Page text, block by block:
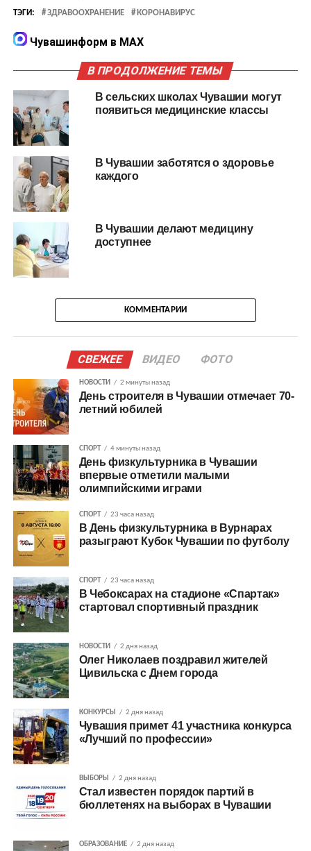
ТЭГИ: ЗДРАВООХРАНЕНИЕ КОРОНАВИРУС
Чувашинформ в MAX
В ПРОДОЛЖЕНИЕ ТЕМЫ
В сельских школах Чувашии могут
появиться медицинские классы
В Чувашии заботятся о здоровье
каждого
В Чувашии делают медицину
доступнее
КОММЕНТАРИИ
СВЕЖЕЕ ВИДЕО ФОТО
НОВОСТИ 2 минуты назад
День строителя в Чувашии отмечает 70-
летний юбилей
СПОРТ 4 минуты назад
День физкультурника в Чувашии
впервые отметили малыми
олимпийскими играми
СПОРТ 23 часа назад
В День физкультурника в Вурнарах
разыграют Кубок Чувашии по футболу
СПОРТ 23 часа назад
В Чебоксарах на стадионе «Спартак»
стартовал спортивный праздник
НОВОСТИ 2 дня назад
Олег Николаев поздравил жителей
Цивильска с Днем города
КОНКУРСЫ 2 дня назад
Чувашия примет 41 участника конкурса
«Лучший по профессии»
ВЫБОРЫ 2 дня назад
Стал известен порядок партий в
бюллетенях на выборах в Чувашии
ОБРАЗОВАНИЕ 2 дня назад